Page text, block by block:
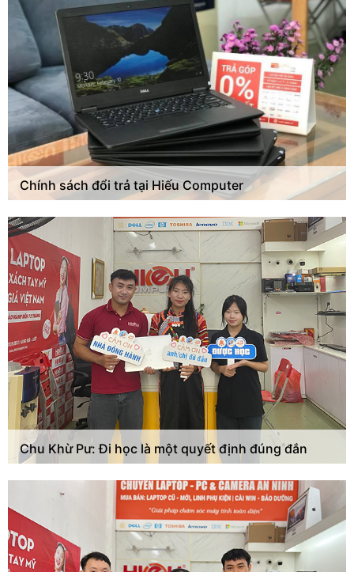
Chính sách đổi trả tại Hiếu Computer
Chu Khừ Pư: Đi học là một quyết định đúng đắn